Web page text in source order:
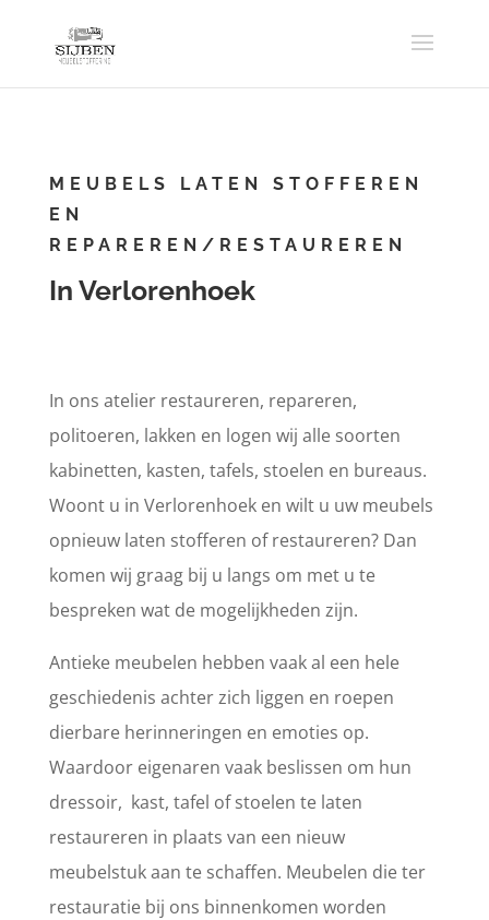
MEUBELS LATEN STOFFEREN
EN
REPAREREN/RESTAUREREN
In Verlorenhoek
In ons atelier restaureren, repareren,
politoeren, lakken en logen wij alle soorten
kabinetten, kasten, tafels, stoelen en bureaus.
Woont u in Verlorenhoek en wilt u uw meubels
opnieuw laten stofferen of restaureren? Dan
komen wij graag bij u langs om met u te
bespreken wat de mogelijkheden zijn.
Antieke meubelen hebben vaak al een hele
geschiedenis achter zich liggen en roepen
dierbare herinneringen en emoties op.
Waardoor eigenaren vaak beslissen om hun
dressoir, kast, tafel of stoelen te laten
restaureren in plaats van een nieuw
meubelstuk aan te schaffen. Meubelen die ter
restauratie bij ons binnenkomen worden